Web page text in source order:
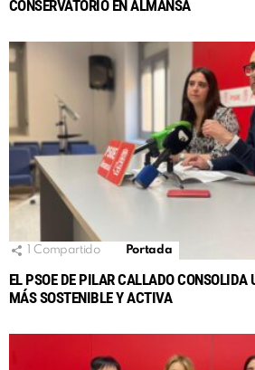
CONSERVATORIO EN ALMANSA
Compartido Portada
EL PSOE DE PILAR CALLADO CONSOLIDA
MÁS SOSTENIBLE Y ACTIVA